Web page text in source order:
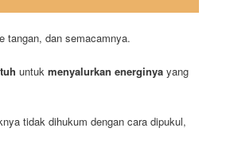
tangan, dan semacamnya.
untukmenyalurkan energinya yang
tidak dihukum dengan cara dipukul,